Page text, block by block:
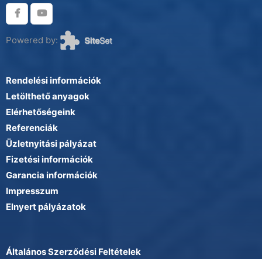
Powered by:
Rendelési információk
Letölthető anyagok
Elérhetőségeink
Referenciák
Üzletnyitási pályázat
Fizetési információk
Garancia információk
Impresszum
Elnyert pályázatok
Általános Szerződési Feltételek